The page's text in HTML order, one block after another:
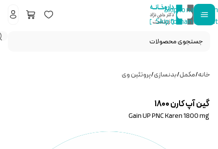
Skip to navigation
Skip to main content
خانه/مکمل/بدنسازی/پروتئین وی
گین آپ کارن ۱۸۰۰
Gain UP PNC Karen 1800 mg